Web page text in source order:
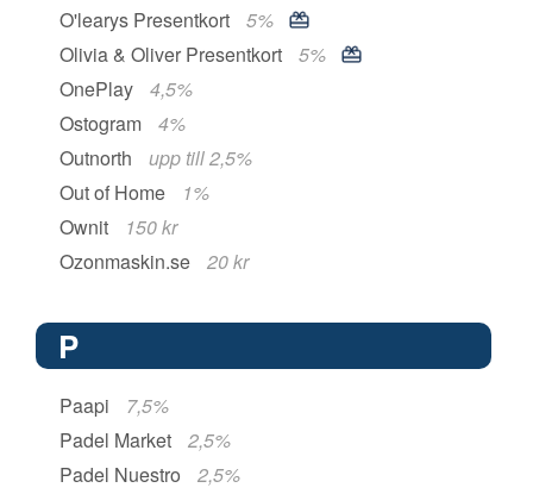
O'learys Presentkort
5%
Olivia & Oliver Presentkort
5%
OnePlay
4,5%
Ostogram
4%
Outnorth
upp till 2,5%
Out of Home
1%
Ownit
150 kr
Ozonmaskin.se
20 kr
P
Paapi
7,5%
Padel Market
2,5%
Padel Nuestro
2,5%